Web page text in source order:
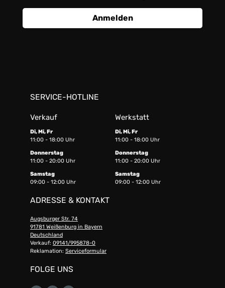
Anmelden
SERVICE-HOTLINE
Verkauf Werkstatt
Di, Mi, Fr
11:00 - 18:00 Uhr
Di, Mi, Fr
11:00 - 18:00 Uhr
Donnerstag
11:00 - 20:00 Uhr
Donnerstag
11:00 - 20:00 Uhr
Samstag
09:00 - 12:00 Uhr
Samstag
09:00 - 12:00 Uhr
ADRESSE & KONTAKT
Augsburger Str. 74
91781 Weißenburg in Bayern
Deutschland
Verkauf: 09141/995878-0
Reklamation: Serviceformular
FOLGE UNS